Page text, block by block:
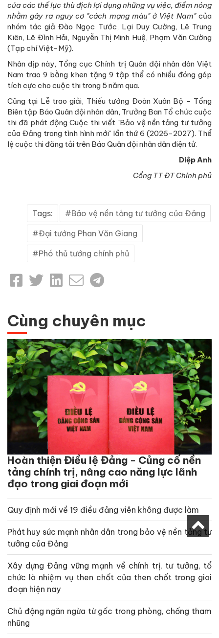
của các thế lực thù địch lợi dụng những vụ việc, điểm nóng
nhằm gây ra nguy cơ "cách mạng màu" ở Việt Nam"của
nhóm tác giả Đào Ngọc Tước, Lại Duy Cường, Lê Trung
Kiên, Lê Đình Hải, Nguyễn Thị Minh Huệ, Phạm Văn Cường
(Tạp chí Việt-Mỹ).
Nhân dịp này, Tổng cục Chính trị Quân đội nhân dân Việt
Nam trao 9 bằng khen tặng 9 tập thể có nhiều đóng góp
tích cực cho cuộc thi trong 5 năm qua.
Cũng tại Lễ trao giải, Thiếu tướng Đoàn Xuân Bộ - Tổng
Biên tập Báo Quân đội nhân dân, Trưởng Ban Tổ chức cuộc
thi đã phát động Cuộc thi viết "Bảo vệ nền tảng tư tưởng
của Đảng trong tình hình mới" lần thứ 6 (2026-2027). Thể
lệ cuộc thi đăng tải trên Báo Quân đội nhân dân điện tử.
Diệp Anh
Cổng TT ĐT Chính phủ
Tags: Bảo vệ nền tảng tư tưởng của Đảng
Đại tướng Phan Văn Giang
Phó thủ tướng chính phủ
Cùng chuyên mục
Hoàn thiện Điều lệ Đảng - Củng cố nền
tảng chính trị, nâng cao năng lực lãnh
đạo trong giai đoạn mới
Quy định mới về 19 điều đảng viên không được làm
Phát huy sức mạnh nhân dân trong bảo vệ nền tảng tư
tưởng của Đảng
Xây dựng Đảng vững mạnh về chính trị, tư tưởng, tổ
chức là nhiệm vụ then chốt của then chốt trong giai
đoạn hiện nay
Chủ động ngăn ngừa từ gốc trong phòng, chống tham
nhũng